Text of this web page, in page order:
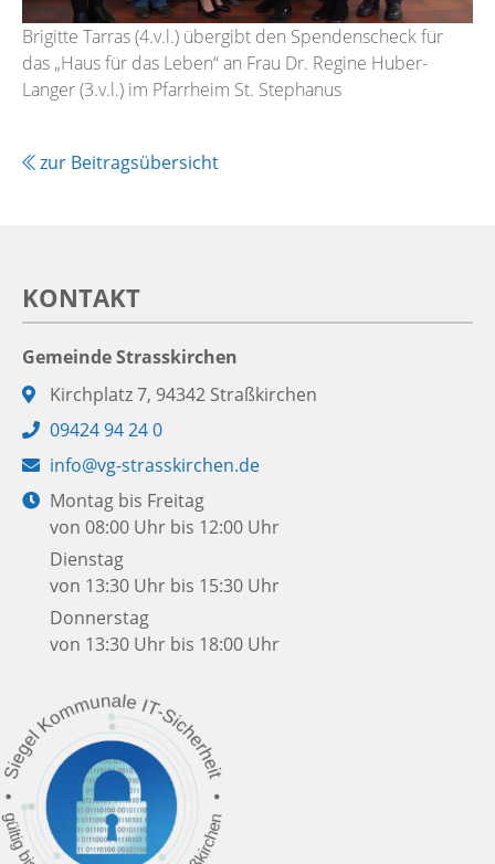
Brigitte Tarras (4.v.l.) übergibt den Spendenscheck für
das „Haus für das Leben“ an Frau Dr. Regine Huber-
Langer (3.v.l.) im Pfarrheim St. Stephanus
zur Beitragsübersicht
KONTAKT
Gemeinde Strasskirchen
Adresse:
Kirchplatz 7, 94342 Straßkirchen
Telefon:
09424 94 24 0
E-
Mail:
info@vg-strasskirchen.de
Öffnungszeiten:
Montag bis Freitag
von 08:00 Uhr bis 12:00 Uhr
Dienstag
von 13:30 Uhr bis 15:30 Uhr
Donnerstag
von 13:30 Uhr bis 18:00 Uhr